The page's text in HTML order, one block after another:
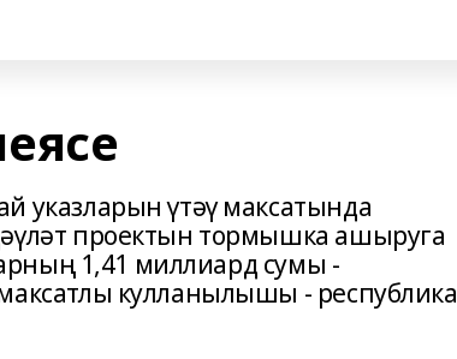
указларын үтәү максатында
проектын тормышка ашыруга
1,41 миллиард сумы -
кулланылышы - республика